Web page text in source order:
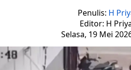
Penulis: H
Editor: H
Selasa, 19 Mei